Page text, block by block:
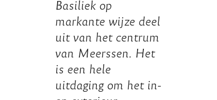
Basiliek op
markante wijze deel
uit van het centrum
van Meerssen. Het
is een hele
uitdaging om het in-